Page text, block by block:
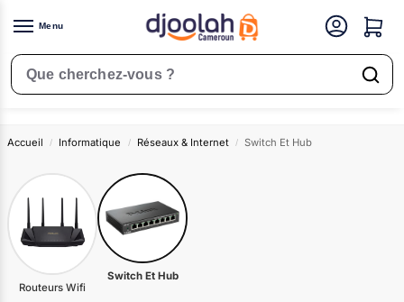
Menu
Rechercher un produit
Switch Et Hub
Accueil / Informatique / Réseaux & Internet / Switch Et Hub
Routeurs Wifi
Switch Et Hub